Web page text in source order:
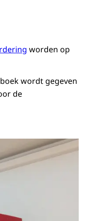
worden op
wordt gegeven
de